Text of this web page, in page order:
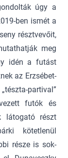
úgy a
ben ismét a
résztvevőit,
meg
idén a futást
az Erzsébet-
partival”
futók és
látogató részt
kötetlenül
része is sok-